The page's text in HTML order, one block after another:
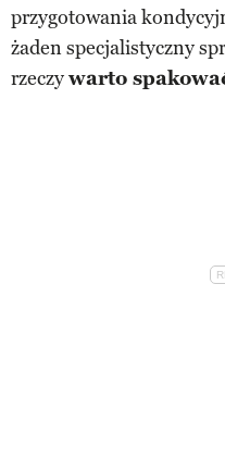
przygotowania
żaden specjalistyczny
rzeczywarto